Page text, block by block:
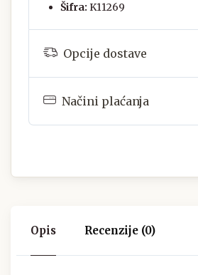
Šifra: K11269
Opcije dostave
Načini plaćanja
Opis Recenzije (0)